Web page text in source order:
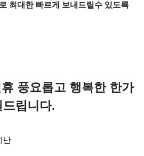
최대한 빠르게 보내드릴수 있도록
풍요롭고 행복한 한가
립니다.
난